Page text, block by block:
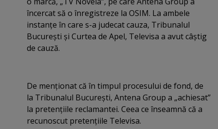
încercat să o înregistreze la OSIM. La ambele
instanţe în care s-a judecat cauza, Tribunalul
Bucureşti şi Curtea de Apel, Televisa a avut câştig
de cauză.
De menţionat că în timpul procesului de fond, de
la Tribunalul Bucureşti, Antena Group a „achiesat”
la pretenţiile reclamantei. Ceea ce înseamnă că a
recunoscut pretenţiile Televisa.